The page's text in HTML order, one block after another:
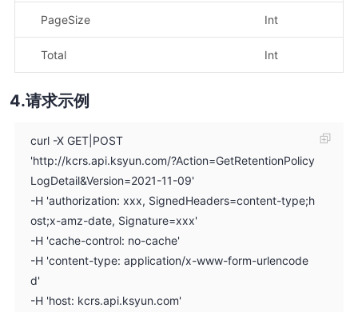
PageSize Int
Total Int
请求示例
curl -X GET|POST
'http://kcrs.api.ksyun.com/?Action=GetRetentionPolicy
LogDetail&Version=2021-11-09'
-H 'authorization: xxx, SignedHeaders=content-type;h
ost;x-amz-date, Signature=xxx'
-H 'cache-control: no-cache'
-H 'content-type: application/x-www-form-urlencode
d'
-H 'host: kcrs.api.ksyun.com'